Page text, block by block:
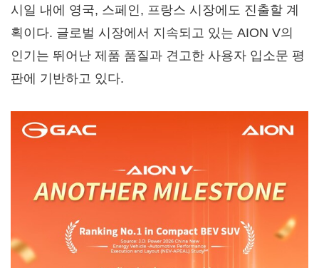
시일 내에 영국, 스페인, 프랑스 시장에도 진출할 계
획이다. 글로벌 시장에서 지속되고 있는 AION V의
인기는 뛰어난 제품 품질과 견고한 사용자 입소문 평
판에 기반하고 있다.